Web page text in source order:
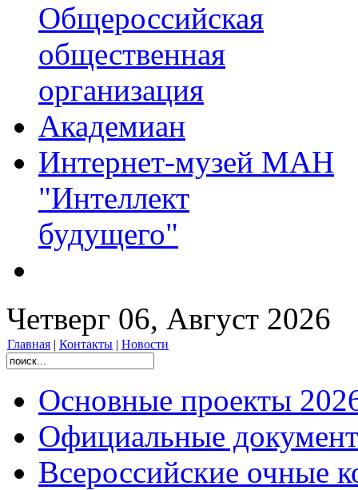
Общероссийская
общественная
организация
Академиан
Интернет-музей МАН
"Интеллект
будущего"
Четверг 06, Август 2026
Главная | Контакты | Новости
Основные проекты
Официальные
Всероссийские очные